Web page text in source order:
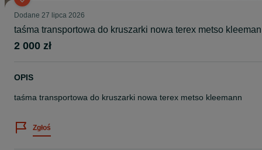
Dodane 27 lipca 2026
taśma transportowa do kruszarki nowa terex metso
2 000 zł
OPIS
taśma transportowa do kruszarki nowa terex metso kleemann
Zgłoś